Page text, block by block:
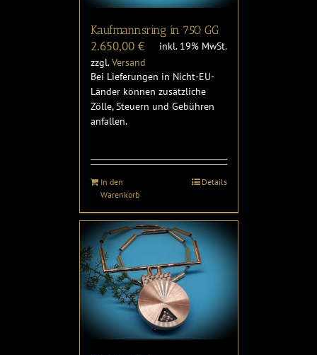
Kaufmannsring in 750 GG
2.650,00 €
inkl. 19% MwSt.
zzgl.Versand
Bei Lieferungen in Nicht-EU-
Länder können zusätzliche
Zölle, Steuern und Gebühren
anfallen.
In den
Warenkorb
Details